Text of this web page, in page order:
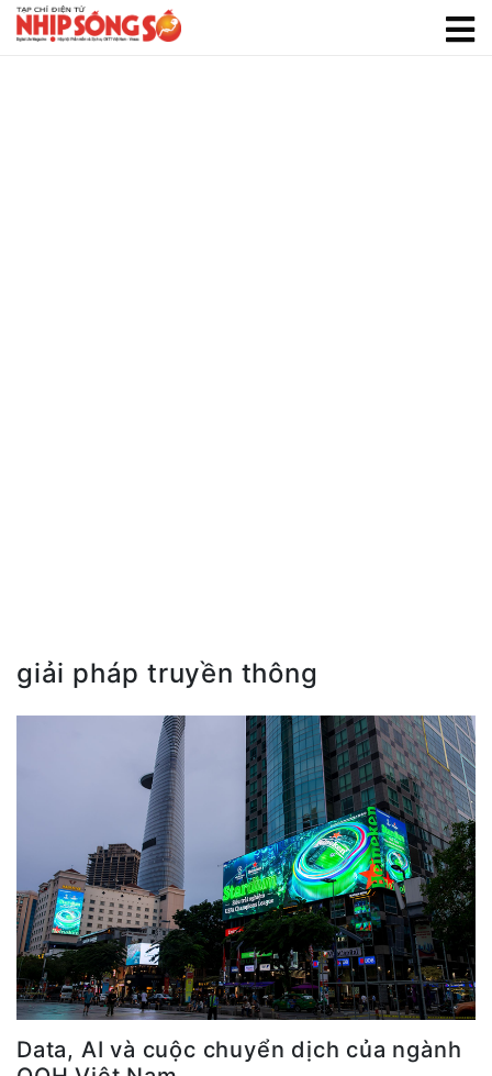
giải pháp truyền thông
Data, AI và cuộc chuyển dịch của ngành